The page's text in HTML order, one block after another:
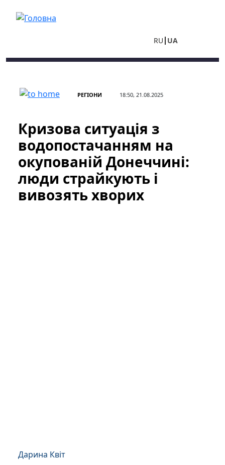
RU UA
РЕГІОНИ 18:50, 21.08.2025
Кризова ситуація з
водопостачанням на
окупованій Донеччині:
люди страйкують і
вивозять хворих
Дарина Квіт